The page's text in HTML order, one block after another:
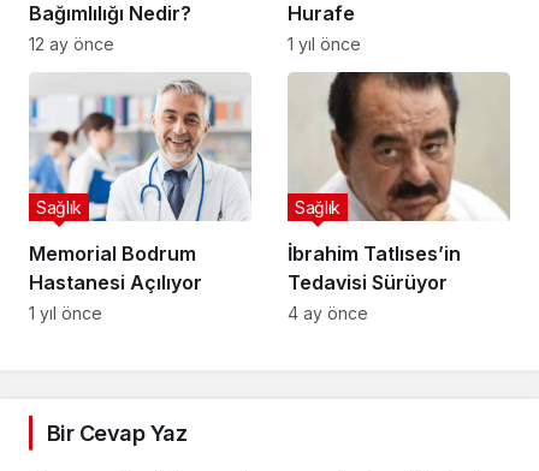
Bağımlılığı Nedir?
12 ay önce
Hurafe
1 yıl önce
Memorial Bodrum
Hastanesi Açılıyor
Sağlık
1 yıl önce
İbrahim Tatlıses’in
Tedavisi Sürüyor
Sağlık
4 ay önce
Bir Cevap Yaz